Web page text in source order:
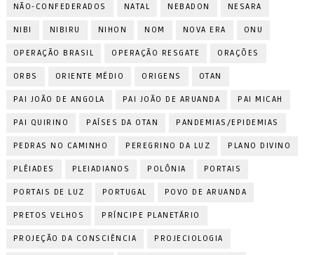
NÃO-CONFEDERADOS NATAL NEBADON NESARA
NIBI NIBIRU NIHON NOM NOVA ERA ONU
OPERAÇÃO BRASIL OPERAÇÃO RESGATE ORAÇÕES
ORBS ORIENTE MÉDIO ORIGENS OTAN
PAI JOÃO DE ANGOLA PAI JOÃO DE ARUANDA PAI MICAH
PAI QUIRINO PAÍSES DA OTAN PANDEMIAS/EPIDEMIAS
PEDRAS NO CAMINHO PEREGRINO DA LUZ PLANO DIVINO
PLÊIADES PLEIADIANOS POLÔNIA PORTAIS
PORTAIS DE LUZ PORTUGAL POVO DE ARUANDA
PRETOS VELHOS PRÍNCIPE PLANETÁRIO
PROJEÇÃO DA CONSCIÊNCIA PROJECIOLOGIA